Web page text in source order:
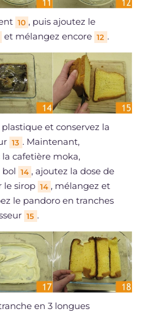
10 , puis ajoutez le
et mélangez encore 12 .
et conservez la
13 . Maintenant,
cafetière moka,
bol 14 , ajoutez la dose de
le sirop 14 , mélangez et
le pandoro en tranches
15 .
en 3 longues